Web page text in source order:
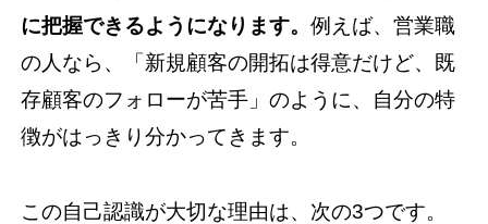
に把握できるようになります。例えば、営業職
の人なら、「新規顧客の開拓は得意だけど、既
存顧客のフォローが苦手」のように、自分の特
徴がはっきり分かってきます。
この自己認識が大切な理由は、次の3つです。